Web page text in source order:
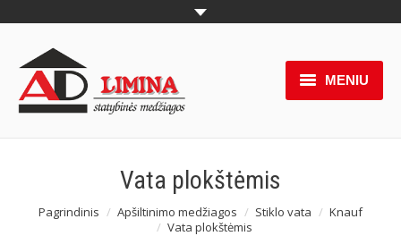
MENIU
Pakabinamos lubos
Naujienos
Vata plokštėmis
You are here:
Pagrindinis Apšiltinimo medžiagos Stiklo vata
Knauf
Vata plokštėmis